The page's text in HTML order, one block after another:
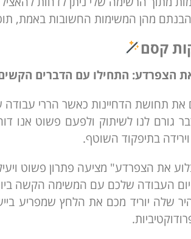
מהן המשימות החשובות באמת,
קסם
הצפרדע: התחילו עם הדברים
את תחושת הדחיינות כאשר הררי עבודה
גורם לנו לשיתוק ולפעם פשוט אנו
בתיפקוד השוטף.
את הצפרדע" מציעה פתרון פשוט
העבודה שלכם עם המשימה הקשה
שלה יוריד מכם את הלחץ שמפריע